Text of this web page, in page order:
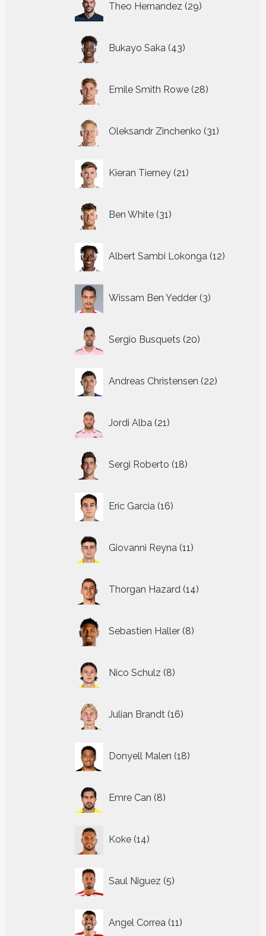
Theo Hernandez 29
producten
Bukayo Saka 43
producten
Emile Smith Rowe 28
producten
Oleksandr Zinchenko 31
producten
Kieran Tierney 21
producten
Ben White 31
producten
Albert Sambi Lokonga 12
Wissam Ben Yedder 3
producten
Sergio Busquets 20
producten
Andreas Christensen 22
producten
Jordi Alba 21
producten
Sergi Roberto 18
producten
Eric Garcia 16
producten
Giovanni Reyna 11
producten
Thorgan Hazard 14
producten
Sebastien Haller 8
producten
Nico Schulz 8
producten
Julian Brandt 16
producten
Donyell Malen 18
producten
Emre Can 8
producten
Koke 14
producten
Saul Niguez 5
producten
Angel Correa 11
producten